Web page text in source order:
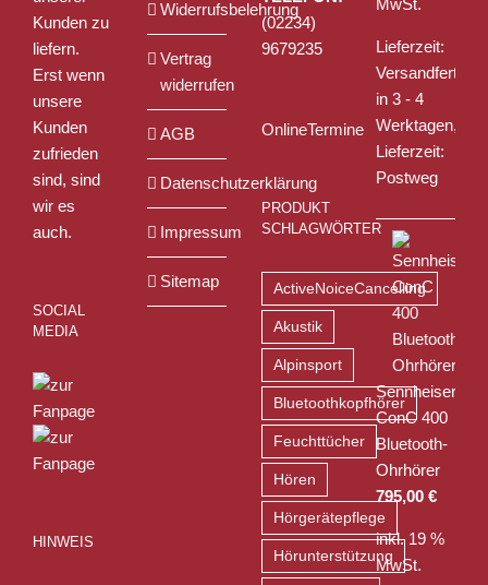
Kunden zu
liefern.
Erst wenn
unsere
Kunden
zufrieden
sind, sind
wir es
auch.
SOCIAL
MEDIA
HINWEIS
Widerrufsbelehrung
Vertrag
widerrufen
AGB
Datenschutzerklärung
Impressum
Sitemap
(02234)
9679235
OnlineTermine
PRODUKT
SCHLAGWÖRTER
ActiveNoiceCancelling
Akustik
Alpinsport
Bluetoothkopfhörer
Feuchttücher
Hören
Hörgerätepflege
Hörunterstützung
MwSt.
Lieferzeit:
Versandfertig
in 3 - 4
Werktagen,
Lieferzeit:
Postweg
Sennheiser
ConC 400
Bluetooth-
Ohrhörer
795,00 €
inkl. 19 %
MwSt.